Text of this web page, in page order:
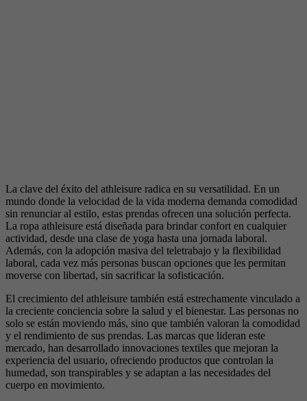
La clave del éxito del athleisure radica en su versatilidad. En un
mundo donde la velocidad de la vida moderna demanda comodidad
sin renunciar al estilo, estas prendas ofrecen una solución perfecta.
La ropa athleisure está diseñada para brindar confort en cualquier
actividad, desde una clase de yoga hasta una jornada laboral.
Además, con la adopción masiva del teletrabajo y la flexibilidad
laboral, cada vez más personas buscan opciones que les permitan
moverse con libertad, sin sacrificar la sofisticación.
El crecimiento del athleisure también está estrechamente vinculado a
la creciente conciencia sobre la salud y el bienestar. Las personas no
solo se están moviendo más, sino que también valoran la comodidad
y el rendimiento de sus prendas. Las marcas que lideran este
mercado, han desarrollado innovaciones textiles que mejoran la
experiencia del usuario, ofreciendo productos que controlan la
humedad, son transpirables y se adaptan a las necesidades del
cuerpo en movimiento.